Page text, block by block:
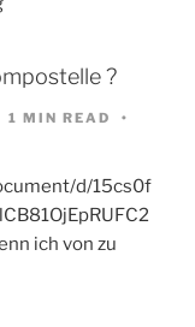
?
1 MIN READ
d/15cs0f
ich von zu